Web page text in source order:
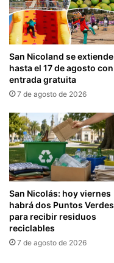
San Nicoland se extiende
hasta el 17 de agosto con
entrada gratuita
7 de agosto de 2026
San Nicolás: hoy viernes
habrá dos Puntos Verdes
para recibir residuos
reciclables
7 de agosto de 2026